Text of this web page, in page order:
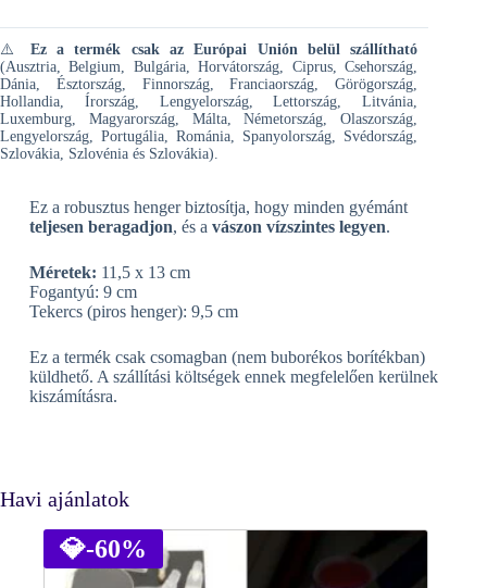
⚠️ Ez a termék csak az Európai Unión belül szállítható
(Ausztria, Belgium, Bulgária, Horvátország, Ciprus, Csehország,
Dánia, Észtország, Finnország, Franciaország, Görögország,
Hollandia, Írország, Lengyelország, Lettország, Litvánia,
Luxemburg, Magyarország, Málta, Németország, Olaszország,
Lengyelország, Portugália, Románia, Spanyolország, Svédország,
Szlovákia, Szlovénia és Szlovákia).
Ez a robusztus henger biztosítja, hogy minden gyémánt
teljesen beragadjon, és a vászon vízszintes legyen.
Méretek: 11,5 x 13 cm
Fogantyú: 9 cm
Tekercs (piros henger): 9,5 cm
Ez a termék csak csomagban (nem buborékos borítékban)
küldhető. A szállítási költségek ennek megfelelően kerülnek
kiszámításra.
Havi ajánlatok
💎-60%